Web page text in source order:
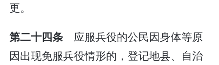
更。
第二十四条 应服兵役的公民因身体等原
因出现免服兵役情形的，登记地县、自治